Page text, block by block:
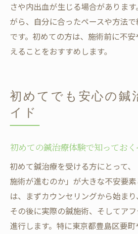
さや内出血が生じる場合がありま
がら、自分に合ったペースや方法
です。初めての方は、施術前に不
えることをおすすめします。
初めてでも安心の鍼
イド
初めての鍼治療体験で知ってお
初めて鍼治療を受ける方にとって
施術が進むのか」が大きな不安要
は、まずカウンセリングから始まり
その後に実際の鍼施術、そしてア
進行します。特に東京都豊島区要